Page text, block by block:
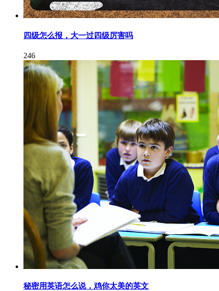
四级怎么报，大一过四级厉害吗
246
秘密用英语怎么说，鸡你太美的英文